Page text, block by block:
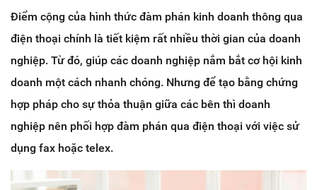
Điểm cộng của hình thức đàm phán kinh doanh thông qua
điện thoại chính là tiết kiệm rất nhiều thời gian của doanh
nghiệp. Từ đó, giúp các doanh nghiệp nắm bắt cơ hội kinh
doanh một cách nhanh chóng. Nhưng để tạo bằng chứng
hợp pháp cho sự thỏa thuận giữa các bên thì doanh
nghiệp nên phối hợp đàm phán qua điện thoại với việc sử
dụng fax hoặc telex.